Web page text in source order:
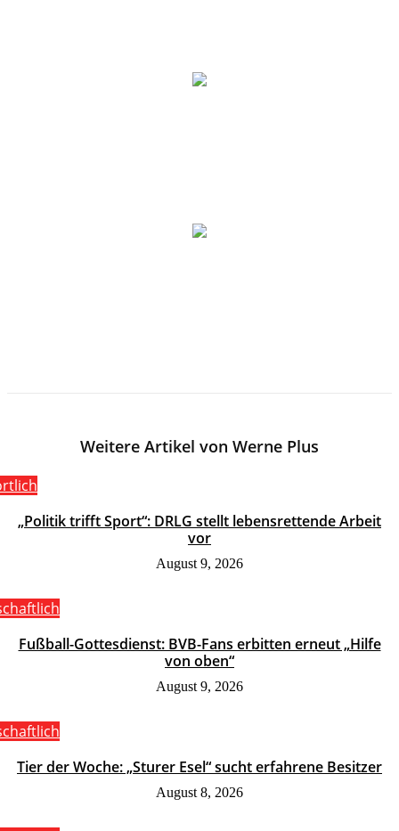
Weitere Artikel von Werne Plus
„Politik trifft Sport“: DRLG stellt lebensrettende Arbeit
vor
August 9, 2026
Fußball-Gottesdienst: BVB-Fans erbitten erneut „Hilfe
von oben“
August 9, 2026
Tier der Woche: „Sturer Esel“ sucht erfahrene Besitzer
August 8, 2026